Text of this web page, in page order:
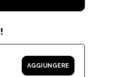
AGGIUNGERE